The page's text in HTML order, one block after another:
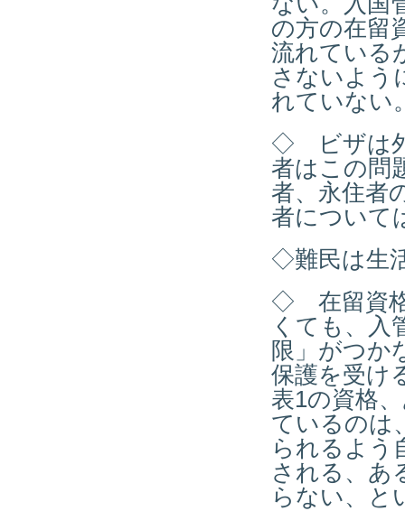
の方の在留
流れている
さないよう
れていない
◇ ビザは外
者はこの問
者、永住者
者について
◇難民は生
◇ 在留資格
くても、入
限」がつか
保護を受け
表1の資格
ているのは
られるよう
される、あ
らない、と